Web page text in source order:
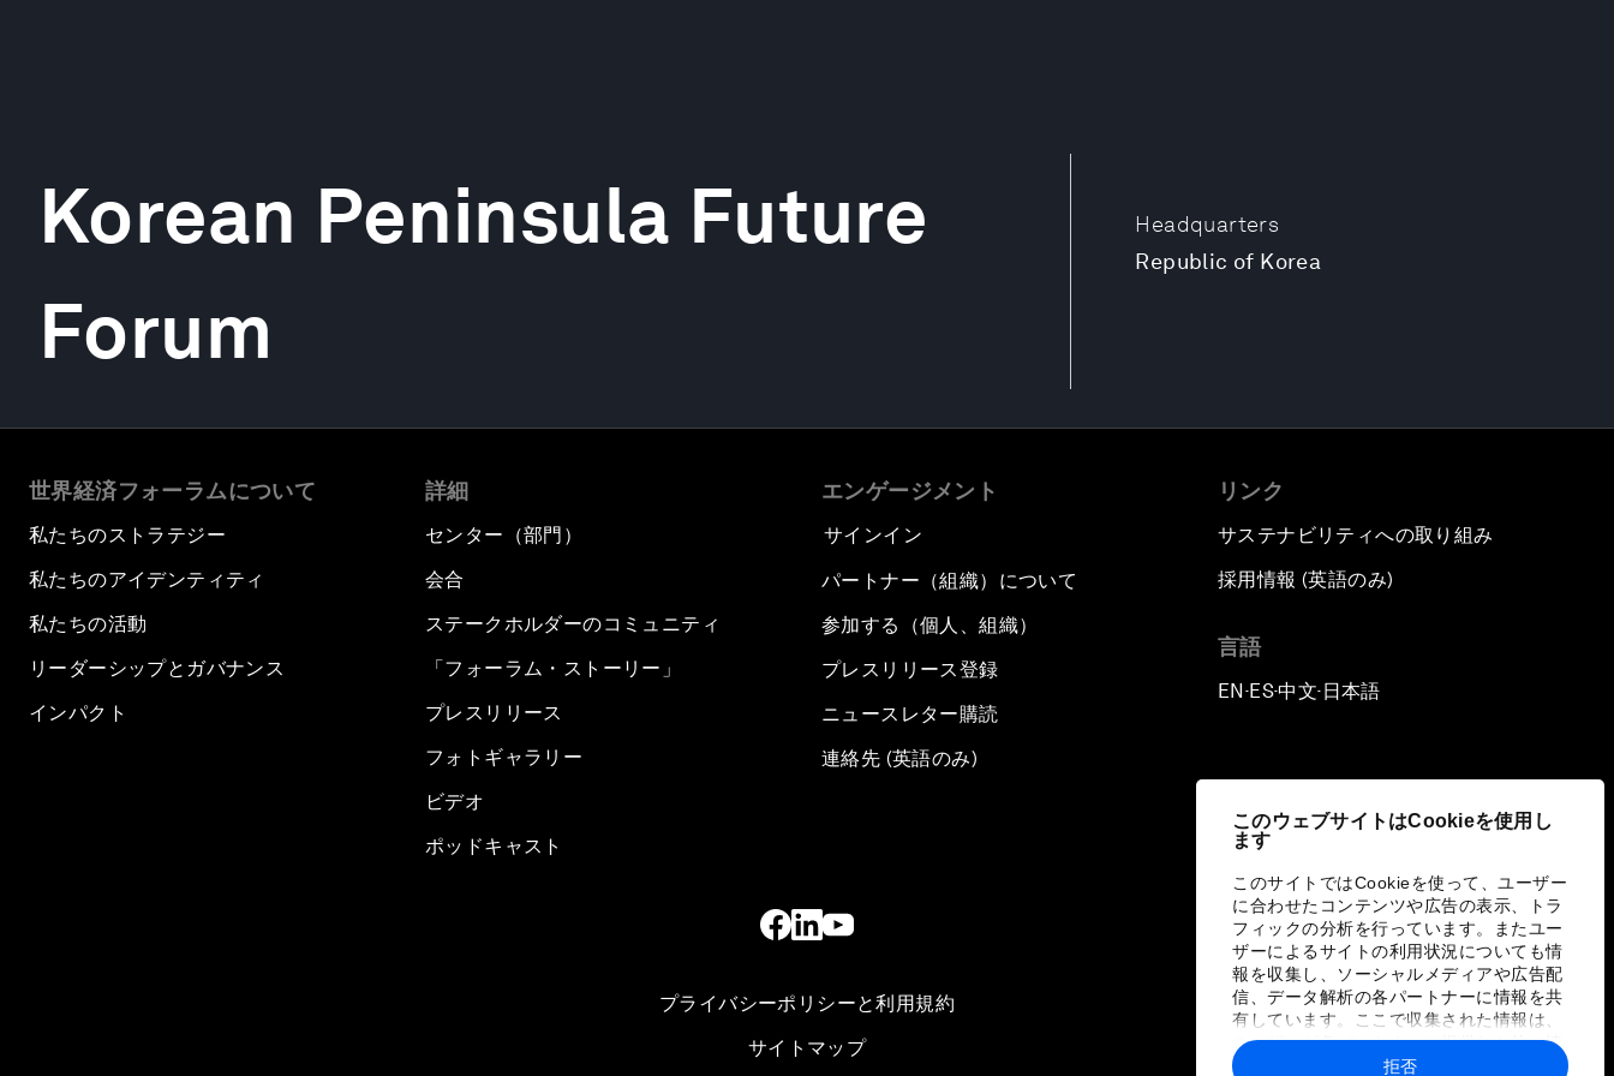
このウェブサイトはCookieを使用し
ます
このサイトではCookieを使って、ユーザー
に合わせたコンテンツや広告の表示、トラ
フィックの分析を行っています。またユー
ザーによるサイトの利用状況についても情
報を収集し、ソーシャルメディアや広告配
信、データ解析の各パートナーに情報を共
有しています。ここで収集された情報は、
ユーザーが各パートナーに提供した他の情
報や各パートナーのサービスを使用した際
拒否
Headquarters
Republic of Korea
Korean Peninsula Future
Forum
世界経済フォーラムについて
私たちのストラテジー
私たちのアイデンティティ
私たちの活動
リーダーシップとガバナンス
インパクト
詳細
センター（部門）
会合
ステークホルダーのコミュニティ
「フォーラム・ストーリー」
プレスリリース
フォトギャラリー
ビデオ
ポッドキャスト
エンゲージメント
サインイン
パートナー（組織）について
参加する（個人、組織）
プレスリリース登録
ニュースレター購読
連絡先 (英語のみ)
リンク
サステナビリティへの取り組み
採用情報 (英語のみ)
言語
EN ▪ES▪中文▪ 日本語
プライバシーポリシーと利用規約
サイトマップ